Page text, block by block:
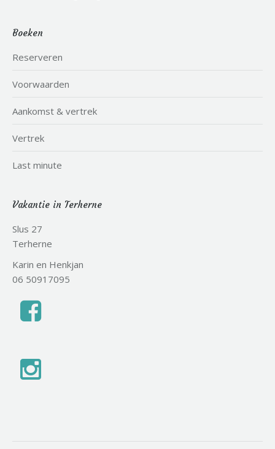
Boeken
Reserveren
Voorwaarden
Aankomst & vertrek
Vertrek
Last minute
Vakantie in Terherne
Slus 27
Terherne
Karin en Henkjan
06 50917095